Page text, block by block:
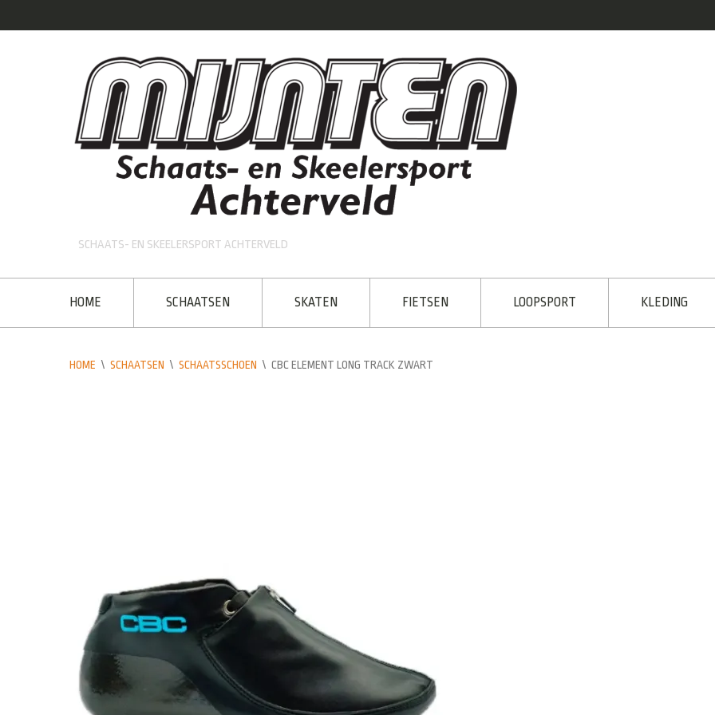
SCHAATS- EN SKEELERSPORT ACHTERVELD
HOME SCHAATSEN SKATEN FIETSEN LOOPSPORT KLEDING
HOME \ SCHAATSEN \ SCHAATSSCHOEN \ CBC ELEMENT LONG TRACK ZWART